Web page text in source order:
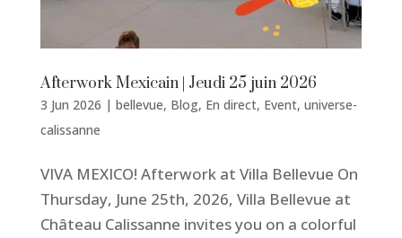
Afterwork Mexicain | Jeudi 25 juin 2026
3 Jun 2026 | bellevue, Blog, En direct, Event, universe-
calissanne
VIVA MEXICO! Afterwork at Villa Bellevue On
Thursday, June 25th, 2026, Villa Bellevue at
Château Calissanne invites you on a colorful